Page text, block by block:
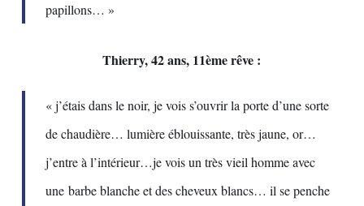
papillons… »
Thierry, 42 ans, 11ème rêve :
« j’étais dans le noir, je vois s’ouvrir la porte d’une sorte
de chaudière… lumière éblouissante, très jaune, or…
j’entre à l’intérieur…je vois un très vieil homme avec
une barbe blanche et des cheveux blancs… il se penche